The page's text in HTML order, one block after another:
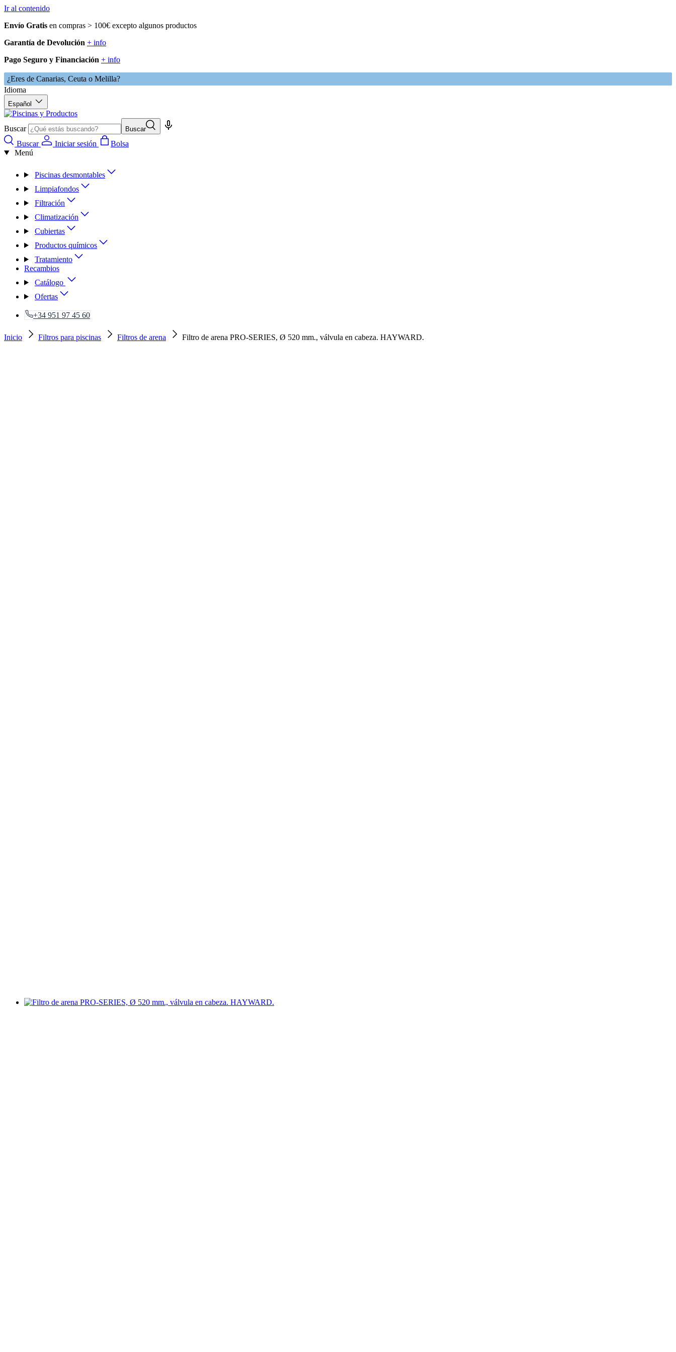
Ir al contenido
Envío Gratis en compras > 100€ excepto algunos productos
Garantía de Devolución + info
Pago Seguro y Financiación + info
¿Eres de Canarias, Ceuta o Melilla?
Idioma
Español
Buscar Buscar
Buscar Iniciar sesión
Bolsa
Menú
Piscinas desmontables
Limpiafondos
Filtración
Climatización
Cubiertas
Productos químicos
Tratamiento
Recambios
Catálogo
Ofertas
+34 951 97 45 60
Inicio Filtros para piscinas Filtros de arena Filtro de arena PRO-SERIES, Ø 520 mm., válvula en cabeza. HAYWARD.